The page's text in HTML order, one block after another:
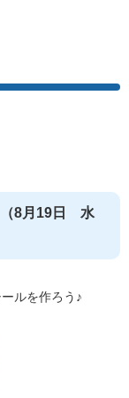
8月19日 水
ルを作ろう♪